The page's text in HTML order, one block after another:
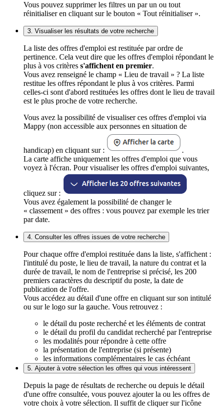
Vous pouvez supprimer les filtres un par un ou tout
réinitialiser en cliquant sur le bouton « Tout réinitialiser ».
3. Visualiser les résultats de votre recherche
La liste des offres d'emploi est restituée par ordre de
pertinence. Cela veut dire que les offres d'emploi répondant le
plus à vos critères s'affichent en premier.
Vous avez renseigné le champ « Lieu de travail » ? La liste
restitue les offres répondant le plus à vos critères. Parmi
celles-ci sont d'abord restituées les offres dont le lieu de travail
est le plus proche de votre recherche.
Vous avez la possibilité de visualiser ces offres d'emploi via
Mappy (non accessible aux personnes en situation de
handicap) en cliquant sur :
.
La carte affiche uniquement les offres d'emploi que vous
voyez à l'écran. Pour visualiser les offres d'emploi suivantes,
cliquez sur :
Vous avez également la possibilité de changer le
« classement » des offres : vous pouvez par exemple les trier
par date.
4. Consulter les offres issues de votre recherche
Pour chaque offre d'emploi restituée dans la liste, s'affichent :
l'intitulé du poste, le lieu de travail, la nature du contrat et la
durée de travail, le nom de l'entreprise si précisé, les 200
premiers caractères du descriptif du poste, la date de
publication de l'offre.
Vous accédez au détail d'une offre en cliquant sur son intitulé
ou sur le logo sur la gauche. Vous retrouvez :
le détail du poste recherché et les éléments de contrat
le détail du profil du candidat recherché par l'entreprise
les modalités pour répondre à cette offre
la présentation de l'entreprise (si présente)
les informations complémentaires le cas échéant
5. Ajouter à votre sélection les offres qui vous intéressent
Depuis la page de résultats de recherche ou depuis le détail
d'une offre consultée, vous pouvez ajouter la ou les offres de
votre choix à votre sélection. Il suffit de cliquer sur l'icône